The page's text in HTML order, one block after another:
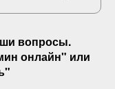
вопросы.
онлайн" или
"